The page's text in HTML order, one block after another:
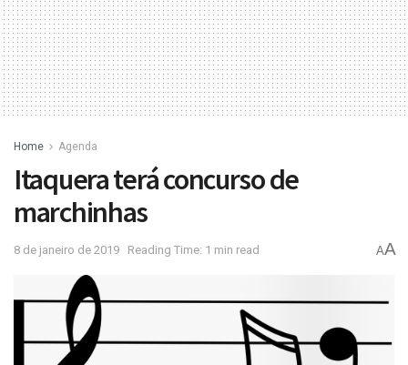
Home Agenda
Itaquera terá concurso de
marchinhas
8 de janeiro de 2019 Reading Time: 1 min read AA